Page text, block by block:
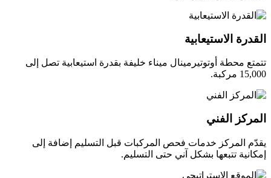
القدرة الاستيعابية
تتمتع محطة أوتوتيرمينال ميناء خليفة بقدرة استيعابية تصل إلى
15,000 مركبة.
المركز الفني
يقدّم المركز خدمات فحص المركبات قبل التسليم إضافة إلى
إمكانية تتبعها بشكل آني حتى التسليم.